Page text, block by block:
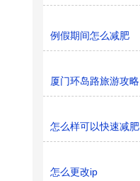
例假期间怎么减肥
厦门环岛路旅游攻略
怎么样可以快速减肥
怎么更改ip